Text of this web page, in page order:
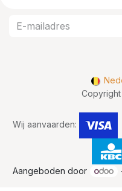
Wij aanvaarden:
Aangeboden door